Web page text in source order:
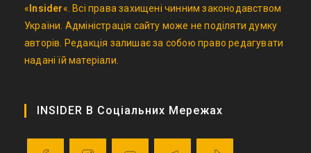
« Insider«. Всі права захищені чинним законодавством
України. Адміністрація сайту може не поділяти думку
авторів. Редакція залишає за собою право редагувати
надані їй матеріали.
INSIDER В Соціальних Мережах